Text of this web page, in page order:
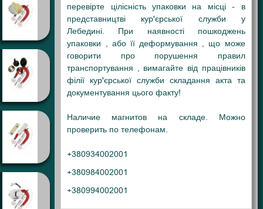
перевірте цілісність упаковки на місці - в
представництві кур'єрської служби у
Лебедині. При наявності пошкоджень
упаковки , або її деформування , що може
говорити про порушення правил
транспортування , вимагайте від працівників
філії кур'єрської служби складання акта та
документування цього факту!
Наличие магнитов на складе. Можно
проверить по телефонам.
+380934002001
+380984002001
+380994002001